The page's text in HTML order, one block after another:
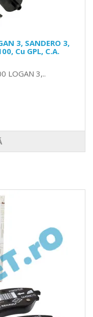
3, SANDERO 3,
Cu GPL, C.A.
LOGAN 3,..